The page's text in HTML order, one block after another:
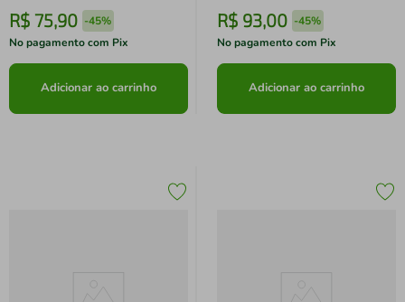
R$ 75,90 -45%
No pagamento com Pix
Adicionar ao carrinho
R$ 93,00 -45%
No pagamento com Pix
Adicionar ao carrinho